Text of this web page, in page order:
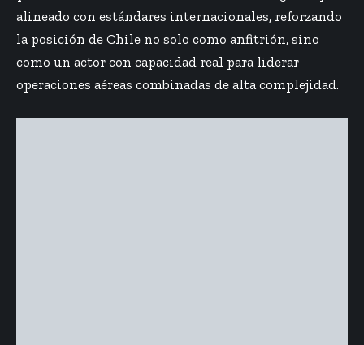
alineado con estándares internacionales, reforzando
la posición de Chile no solo como anfitrión, sino
como un actor con capacidad real para liderar
operaciones aéreas combinadas de alta complejidad.